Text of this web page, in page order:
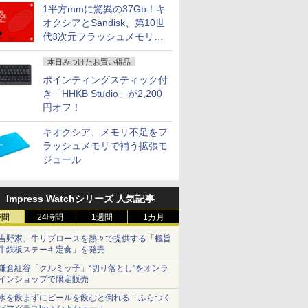
1平方mmに驚異の37Gb！キ
オクシアとSandisk、第10世
代3次元フラッシュメモリを
開発
本日みつけたお買い得品
ポインティングスティック付
き「HHKB Studio」が2,200
円オフ！
キオクシア、メモリ不足をフ
ラッシュメモリで補う拡張モ
ジュール
Impress Watchシリーズ 人気記事
24時間 1週間 1カ月
野家、牛リブロースを熱々で提供する「極旨
鉄板ステーキ定食」を発売
倉紅谷「クルミッ子」“切り落とし”をオンラ
ンショップで限定販売
を飲まずにビールを飲むと倒れる「ふらつく